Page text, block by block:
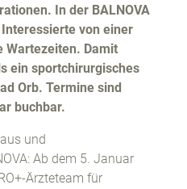
In der BALNOVA
von einer
Wartezeiten. Damit
ein sportchirurgisches
Orb. Termine sind
buchbar.
und
Ab dem 5. Januar
Ärzteteam für